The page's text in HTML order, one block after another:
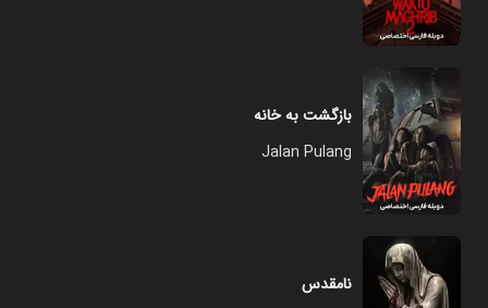
بازگشت به خانه
Jalan Pulang
نامقدس